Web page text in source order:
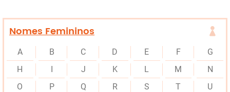
Nomes Femininos
A B C D E F
G
H
I J K L M
N
O
P Q R S T
U